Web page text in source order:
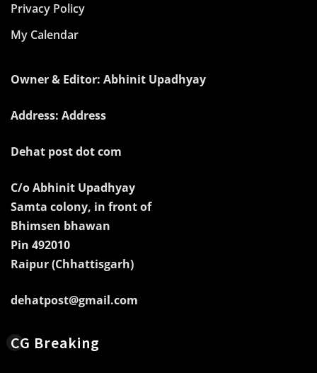
Privacy Policy
My Calendar
Owner & Editor: Abhinit Upadhyay
Address: Address
Dehat post dot com
C/o Abhinit Upadhyay
Samta colony, in front of
Bhimsen bhawan
Pin 492010
Raipur (Chhattisgarh)
dehatpost@gmail.com
CG Breaking